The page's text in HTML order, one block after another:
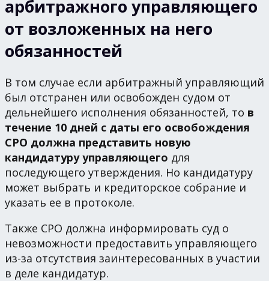
арбитражного управляющего
от возложенных на него
обязанностей
В том случае если арбитражный управляющий
был отстранен или освобожден судом от
дельнейшего исполнения обязанностей, то в
течение 10 дней с даты его освобождения
СРО должна представить новую
кандидатуру управляющего для
последующего утверждения. Но кандидатуру
может выбрать и кредиторское собрание и
указать ее в протоколе.
Также СРО должна информировать суд о
невозможности предоставить управляющего
из-за отсутствия заинтересованных в участии
в деле кандидатур.